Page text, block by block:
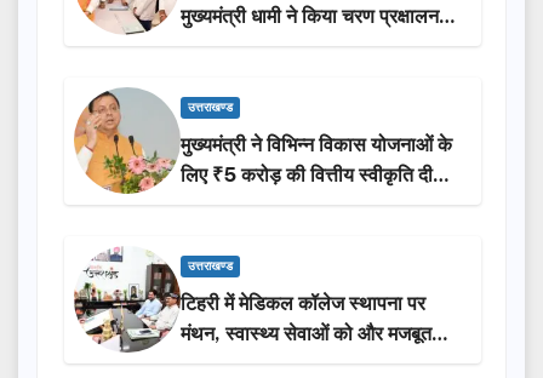
मुख्यमंत्री धामी ने किया चरण प्रक्षालन…
उत्तराखण्ड
मुख्यमंत्री ने विभिन्न विकास योजनाओं के
लिए ₹5 करोड़ की वित्तीय स्वीकृति दी…
उत्तराखण्ड
टिहरी में मेडिकल कॉलेज स्थापना पर
मंथन, स्वास्थ्य सेवाओं को और मजबूत
करेगी सरकार: मुख्यमंत्री धामी…